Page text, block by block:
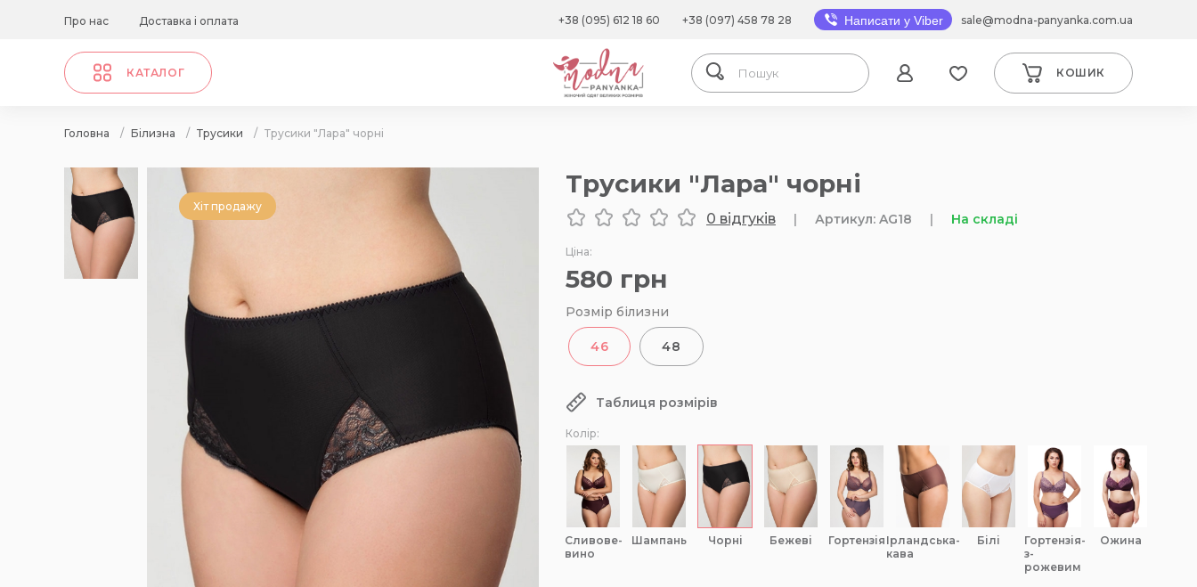
Про нас Доставка і оплата +38 (095) 612 18 60 +38 (097) 458 78 28 Написати у Viber sale@modna-panyanka.com.ua
КАТАЛОГ КОШИК
Головна / Білизна / Трусики / Трусики "Лара" чорні
Хіт продажу
Трусики "Лара" чорні
0 відгуків | Артикул: AG18 | На складі
Ціна:
580 грн
Розмір білизни
46 48
Таблиця розмірів
Колір:
сливове-
вино
шампань чорні бежеві гортензія ірландська-
кава
білі
гортензія-
з-
рожевим
ожина